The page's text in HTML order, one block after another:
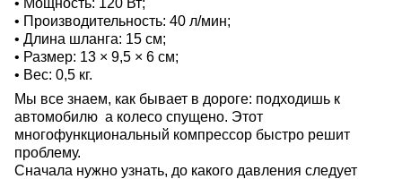
• Производительность: 40 л/мин;
• Длина шланга: 15 см;
• Размер: 13 × 9,5 × 6 см;
• Вес: 0,5 кг.
Мы все знаем, как бывает в дороге: подходишь к
автомобилю а колесо спущено. Этот
многофункциональный компрессор быстро решит
проблему.
Сначала нужно узнать, до какого давления следует